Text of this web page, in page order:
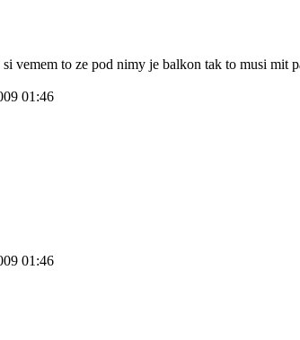
vemem to ze pod nimy je balkon tak to musi mit
01:46
01:46